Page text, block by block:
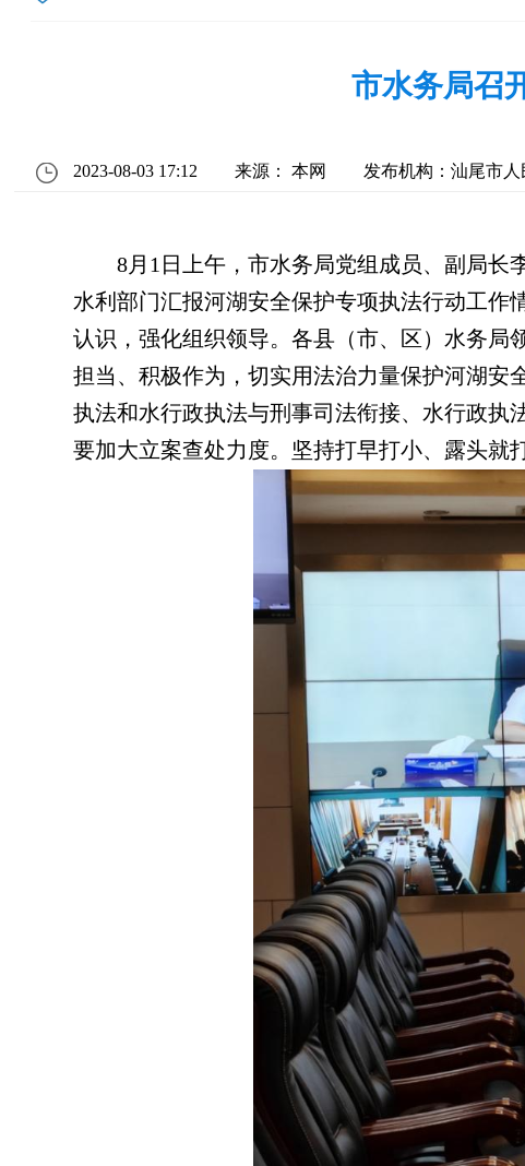
市水务局召
2023-08-03 17:12 来源： 本网 发布机构：汕尾市
8月1日上午，市水务局党组成员、副局长李
水利部门汇报河湖安全保护专项执法行动工作
认识，强化组织领导。各县（市、区）水务局
担当、积极作为，切实用法治力量保护河湖安
执法和水行政执法与刑事司法衔接、水行政执
要加大立案查处力度。坚持打早打小、露头就